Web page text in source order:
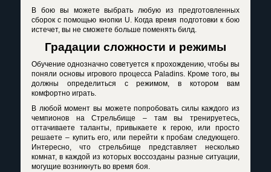
В бою вы можете выбрать любую из предготовленных
сборок с помощью кнопки U. Когда время подготовки к бою
истечет, вы не сможете больше поменять билд.
Градации сложности и режимы
Обучение однозначно советуется к прохождению, чтобы вы
поняли основы игрового процесса Paladins . Кроме того, вы
должны определиться с режимом, в котором вам
комфортно играть.
В любой момент вы можете попробовать силы каждого из
чемпионов на Стрельбище – там вы тренируетесь,
оттачиваете таланты, привыкаете к герою, или просто
решаете – купить его, или перейти к пробам следующего.
Интересно, что стрельбище представляет несколько
комнат, в каждой из которых воссозданы разные ситуации,
могущие возникнуть во время боя.